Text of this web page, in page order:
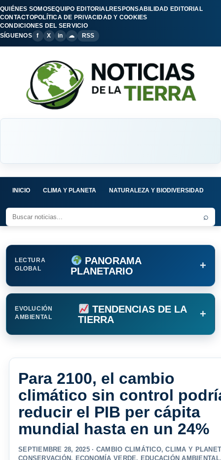
QUIÉNES SOMOSEQUIPO EDITORIALRESPONSABILIDAD EDITORIAL
CONTACTOPOLÍTICA DE PRIVACIDAD Y COOKIES
CONDICIONES DEL SERVICIO
SÍGUENOS
f X in ☁ RSS
INICIO CLIMA Y PLANETA NATURALEZA Y BIODIVERSIDAD
⌕
LECTURA
GLOBAL
PANORAMA
PLANETARIO
+
EVOLUCIÓN
AMBIENTAL
TENDENCIAS DE LA
TIERRA
+
Para 2100, el cambio
climático sin control
reducir el PIB per cápita
mundial hasta en un 24%
SEPTIEMBRE 28, 2025 · CAMBIO CLIMÁTICO,CLIMA Y
CONSERVACIÓN , ECONOMÍA VERDE, EDUCACIÓN AMBIENTAL